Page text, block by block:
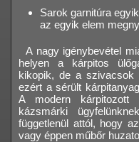
Sarok garnitúra
az egyik elem
A nagy igénybevétel
helyen a kárpitos
kikopik, de a szivacsok
ezért a sérült
A modern kárpitozott
kázsmárki
függetlenül attól, hogy
vagy éppen műbőr